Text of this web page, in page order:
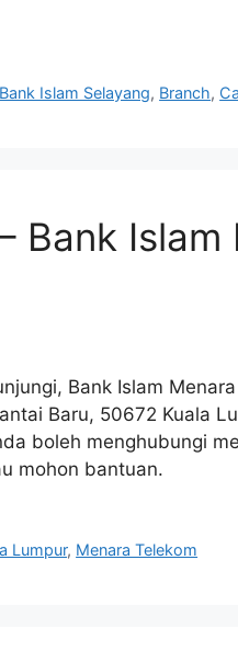
Bank Islam Selayang, Branch,
Bank Islam
Bank Islam
Baru, 50672 Kuala
boleh menghubungi
mohon bantuan.
Lumpur, Menara Telekom